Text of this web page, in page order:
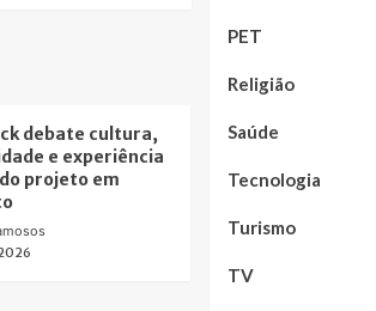
debate cultura,
e experiência
projeto em
PET
Religião
Saúde
Tecnologia
Turismo
TV